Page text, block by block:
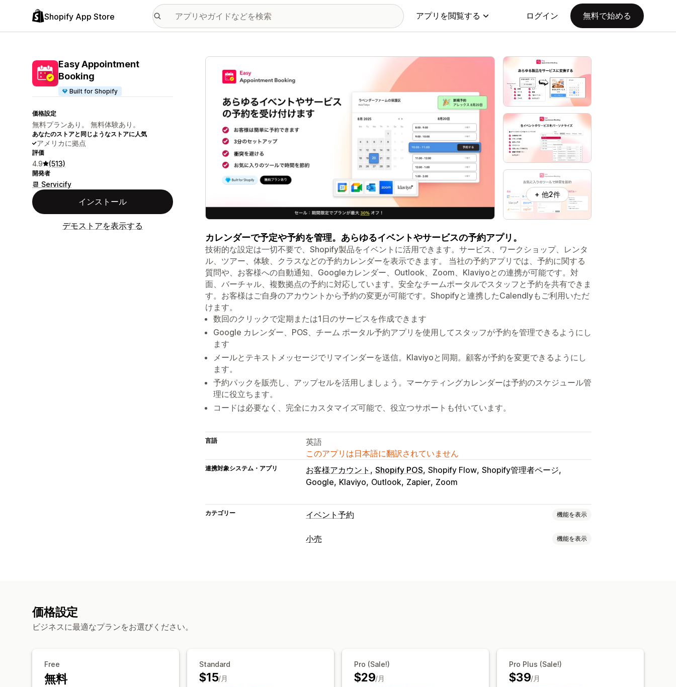
Shopify App Store アプリを閲覧する ログイン 無料で始める
Easy Appointment
Booking
Built for Shopify
価格設定
無料プランあり。 無料体験あり。
あなたのストアと同じようなストアに人気
アメリカに拠点
評価
4.9 (513)
開発者
📆 Servicify
インストール
デモストアを表示する
特集の画像ギャラリー
+ 他2件
カレンダーで予定や予約を管理。あらゆるイベントやサービスの予約アプリ。
技術的な設定は一切不要で、Shopify製品をイベントに活用できます。サービス、ワークショップ、レンタ
ル、ツアー、体験、クラスなどの予約カレンダーを表示できます。 当社の予約アプリでは、予約に関する
質問や、お客様への自動通知、Googleカレンダー、Outlook、Zoom、Klaviyoとの連携が可能です。対
面、バーチャル、複数拠点の予約に対応しています。安全なチームポータルでスタッフと予約を共有できま
す。お客様はご自身のアカウントから予約の変更が可能です。Shopifyと連携したCalendlyもご利用いただ
けます。
数回のクリックで定期または1日のサービスを作成できます
Google カレンダー、POS、チーム ポータル予約アプリを使用してスタッフが予約を管理できるようにし
ます
メールとテキストメッセージでリマインダーを送信。Klaviyoと同期。顧客が予約を変更できるようにし
ます。
予約パックを販売し、アップセルを活用しましょう。マーケティングカレンダーは予約のスケジュール管
理に役立ちます。
コードは必要なく、完全にカスタマイズ可能で、役立つサポートも付いています。
言語
英語
このアプリは日本語に翻訳されていません
連携対象システム・アプリ お客様アカウント Shopify POS Shopify Flow Shopify管理者ページ
Google Klaviyo Outlook Zapier Zoom
カテゴリー イベント予約 機能を表示
イベントタイプ
カレンダーウィジェット
カスタムフォーム
ブランディング
小売 機能を表示
スタッフの権限
価格設定
ビジネスに最適なプランをお選びください。
Free
無料
Standard
$15/月
Pro (Sale!)
$29/月
Pro Plus (Sale!)
$39/月